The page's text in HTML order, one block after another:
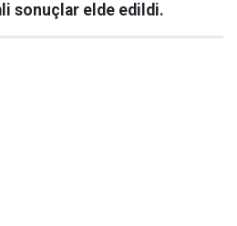
sonuçlar elde edildi.